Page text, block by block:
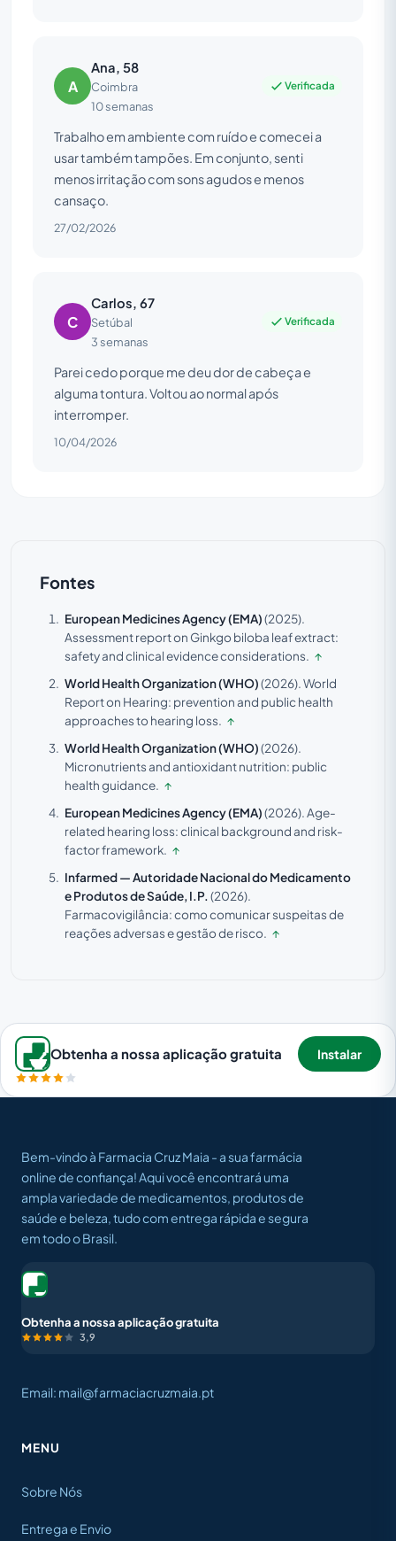
A
Ana, 58
Coimbra
10 semanas
Verificada
Trabalho em ambiente com ruído e comecei a
usar também tampões. Em conjunto, senti
menos irritação com sons agudos e menos
cansaço.
27/02/2026
C
Carlos, 67
Setúbal
3 semanas
Verificada
Parei cedo porque me deu dor de cabeça e
alguma tontura. Voltou ao normal após
interromper.
10/04/2026
Fontes
European Medicines Agency (EMA)(2025).
Assessment report on Ginkgo biloba leaf extract:
safety and clinical evidence considerations. ↑
World Health Organization (WHO)(2026).World
Report on Hearing: prevention and public health
approaches to hearing loss. ↑
World Health Organization (WHO)(2026).
Micronutrients and antioxidant nutrition: public
health guidance. ↑
European Medicines Agency (EMA)(2026).Age-
related hearing loss: clinical background and risk-
factor framework. ↑
Infarmed — Autoridade Nacional do Medicamento
e Produtos de Saúde, I.P.(2026).
Farmacovigilância: como comunicar suspeitas de
reações adversas e gestão de risco. ↑
Obtenha a nossa aplicação gratuita Instalar
Bem-vindo à Farmacia Cruz Maia - a sua farmácia
online de confiança! Aqui você encontrará uma
ampla variedade de medicamentos, produtos de
saúde e beleza, tudo com entrega rápida e segura
em todo o Brasil.
Obtenha a nossa aplicação gratuita
3,9
Email: mail@farmaciacruzmaia.pt
MENU
Sobre Nós
Entrega e Envio